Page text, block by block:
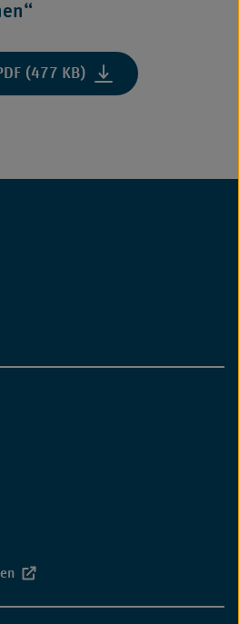
(477 KB):
"Begutachtungshilfe
Notwendigkeit